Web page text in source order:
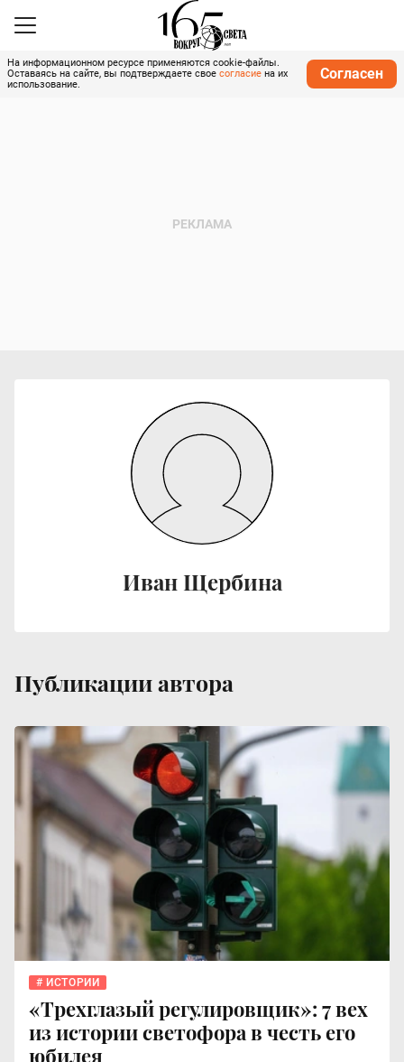
На информационном ресурсе применяются cookie-файлы.
Оставаясь на сайте, вы подтверждаете свое согласие на их
использование.
Согласен
Иван Щербина
Публикации автора
ИСТОРИИ
«Трехглазый регулировщик»: 7 вех
из истории светофора в честь его
юбилея